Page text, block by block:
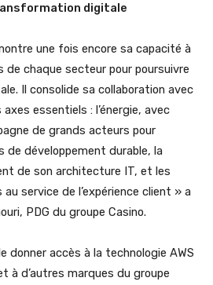
digitale
une fois encore sa capacité à
de chaque secteur pour poursuivre
Il consolide sa collaboration avec
essentiels : l’énergie, avec
de grands acteurs pour
développement durable, la
de son architecture IT, et les
service de l’expérience client » a
PDG du groupe Casino.
donner accès à la technologie AWS
à d’autres marques du groupe